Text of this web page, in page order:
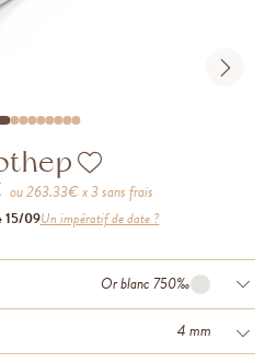
ou263.33€ x 3 sans frais
15/09Un impératif de date ?
Or blanc 750‰
4 mm